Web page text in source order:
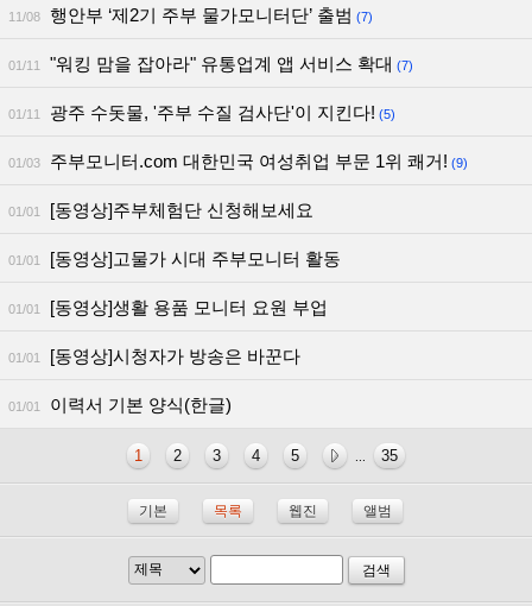
11/08 행안부 ‘제2기 주부 물가모니터단’ 출범 (7)
01/11 "워킹 맘을 잡아라" 유통업계 앱 서비스 확대 (7)
01/11 광주 수돗물, '주부 수질 검사단'이 지킨다! (5)
01/03 주부모니터.com 대한민국 여성취업 부문 1위 쾌거! (9)
01/01 [동영상]주부체험단 신청해보세요
01/01 [동영상]고물가 시대 주부모니터 활동
01/01 [동영상]생활 용품 모니터 요원 부업
01/01 [동영상]시청자가 방송은 바꾼다
01/01 이력서 기본 양식(한글)
1 2 3 4 5 ... 35
기본 목록 웹진 앨범
검색